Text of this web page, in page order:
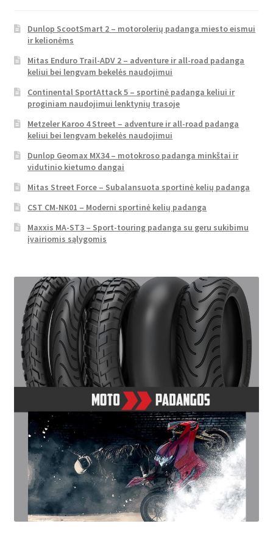
Dunlop ScootSmart 2 – motorolerių padanga miesto eismui
ir kelionėms
Mitas Enduro Trail-ADV 2 – adventure ir all-road padanga
keliui bei lengvam bekelės naudojimui
Continental SportAttack 5 – sportinė padanga keliui ir
proginiam naudojimui lenktynių trasoje
Metzeler Karoo 4 Street – adventure ir all-road padanga
keliui bei lengvam bekelės naudojimui
Dunlop Geomax MX34 – motokroso padanga minkštai ir
vidutinio kietumo dangai
Mitas Street Force – Subalansuota sportinė kelių padanga
CST CM-NK01 – Moderni sportinė kelių padanga
Maxxis MA-ST3 – Sport-touring padanga su geru sukibimu
įvairiomis sąlygomis